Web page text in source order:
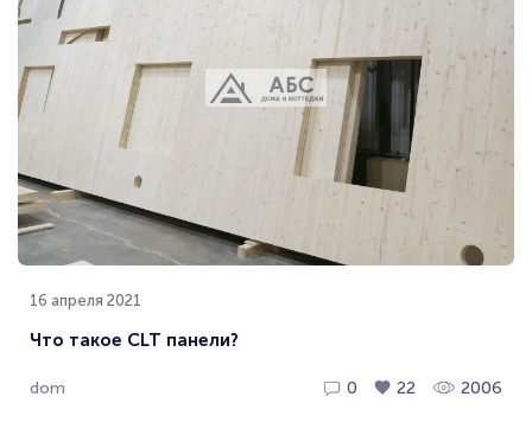
16 апреля 2021
Что такое CLT панели?
dom 0 22 2006